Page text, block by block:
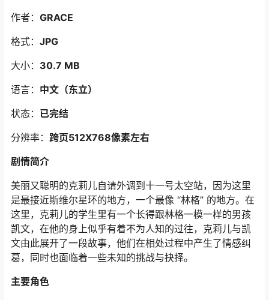
作者： GRACE
格式： JPG
大小： 30.7 MB
语言： 中文（东立）
状态： 已完结
分辨率： 跨页512X768像素左右
剧情简介
美丽又聪明的克莉儿自请外调到十一号太空站，因为这里
是最接近斯维尔星环的地方，一个最像 “林格” 的地方。在
这里，克莉儿的学生里有一个长得跟林格一模一样的男孩
凯文，在他的身上似乎有着不为人知的过往，克莉儿与凯
文由此展开了一段故事，他们在相处过程中产生了情感纠
葛，同时也面临着一些未知的挑战与抉择。
主要角色